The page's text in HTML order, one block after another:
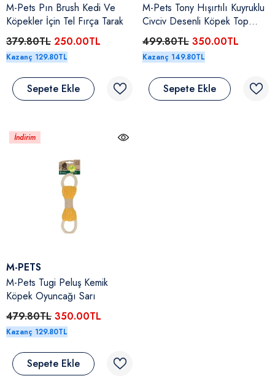
M-Pets Pın Brush Kedi Ve
Köpekler İçin Tel Fırça Tarak
379.80TL 250.00TL
Kazanç 129.80TL
Sepete Ekle
M-Pets Tony Hışırtılı Kuyruklu
Civciv Desenli Köpek Top
Oyuncağı
499.80TL 350.00TL
Kazanç 149.80TL
Sepete Ekle
İndirim
Satıcı:
M-PETS
M-Pets Tugi Peluş Kemik
Köpek Oyuncağı Sarı
479.80TL 350.00TL
Kazanç 129.80TL
Sepete Ekle